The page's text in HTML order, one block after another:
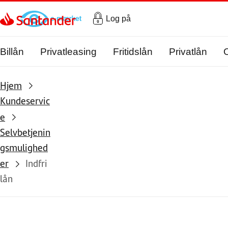
Gå til hovedindholdet
Log på
Billån Privatleasing Fritidslån Privatlån
Hjem
Kundeservic
e
Selvbetjenin
gsmulighed
er
Indfri
lån